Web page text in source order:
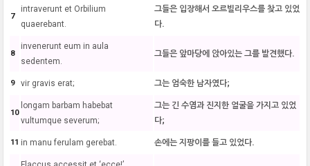
7
intraverunt et Orbilium
quaerebant.
그들은 입장해서 오르빌리우스를 찾고 있었
다.
8
invenerunt eum in aula
sedentem.
그들은 앞마당에 앉아있는 그를 발견했다.
9 vir gravis erat; 그는 엄숙한 남자였다;
10
longam barbam habebat
vultumque severum;
그는 긴 수염과 진지한 얼굴을 가지고 있었
다;
11 in manu ferulam gerebat. 손에는 지팡이를 들고 있었다.